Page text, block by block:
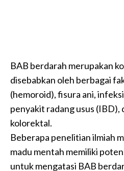
BAB berdarah merupakan
disebabkan oleh berbagai
(hemoroid), fisura ani,
penyakit radang usus (IBD),
kolorektal.
Beberapa penelitian ilmiah
madu mentah memiliki
untuk mengatasi BAB